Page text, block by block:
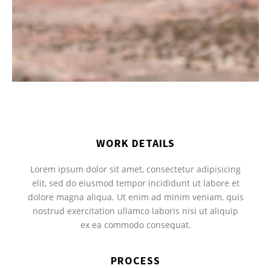
WORK DETAILS
Lorem ipsum dolor sit amet, consectetur adipisicing
elit, sed do eiusmod tempor incididunt ut labore et
dolore magna aliqua. Ut enim ad minim veniam, quis
nostrud exercitation ullamco laboris nisi ut aliquip
ex ea commodo consequat.
PROCESS